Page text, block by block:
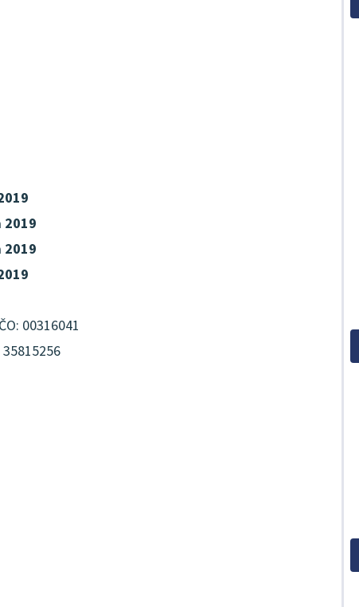
2019
2019
00316041
35815256